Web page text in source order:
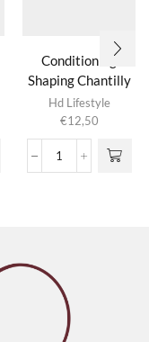
Conditioning
Shaping Chantilly
Hd Lifestyle
€12,50
Conditioning